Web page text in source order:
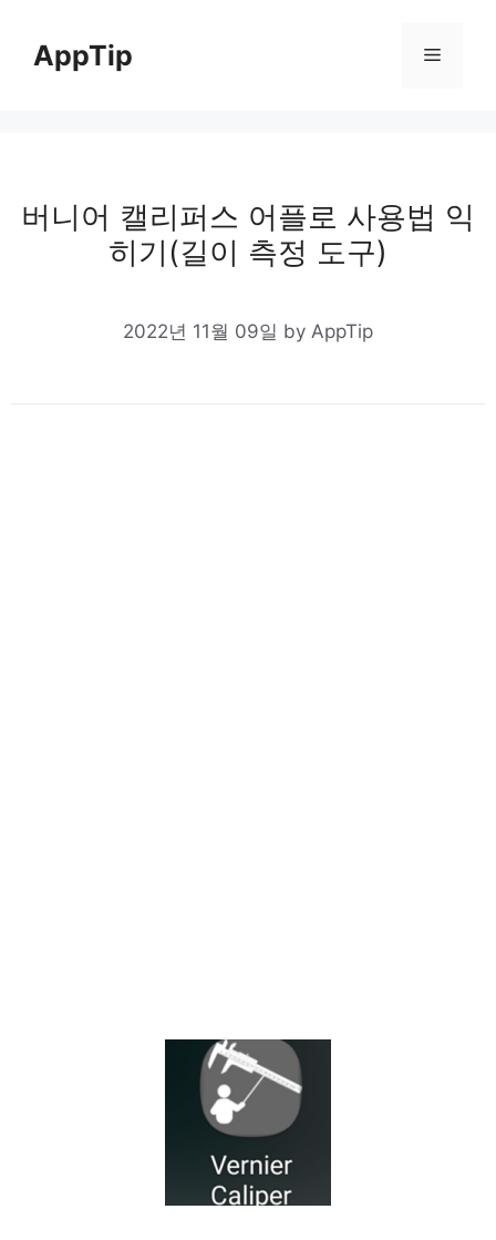
contentAppTip Menu
버니어 캘리퍼스 어플로 사용법 익
히기(길이 측정 도구)
2022년 11월 09일 by AppTip